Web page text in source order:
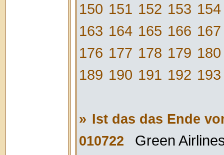
150 151 152 153 154
163 164 165 166 167
176 177 178 179 180
189 190 191 192 193
» Ist das das Ende
010722
Green